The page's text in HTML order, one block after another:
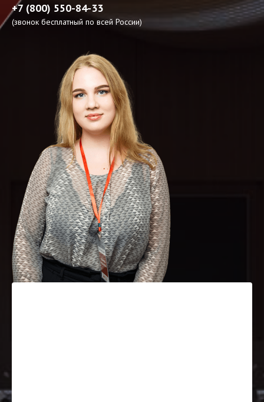
+7 (800) 550-84-33
(звонок бесплатный по всей России)